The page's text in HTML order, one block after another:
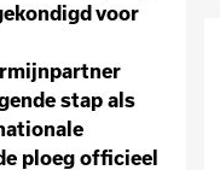
voor
stap als
ploeg officieel